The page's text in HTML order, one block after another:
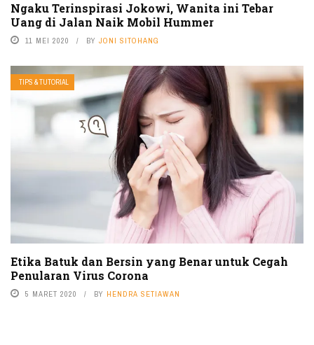
Ngaku Terinspirasi Jokowi, Wanita ini Tebar
Uang di Jalan Naik Mobil Hummer
11 MEI 2020 BY JONI SITOHANG
TIPS & TUTORIAL
Etika Batuk dan Bersin yang Benar untuk Cegah
Penularan Virus Corona
5 MARET 2020 BY HENDRA SETIAWAN